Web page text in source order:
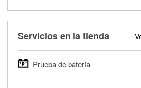
Servicios en la tienda
Prueba de batería